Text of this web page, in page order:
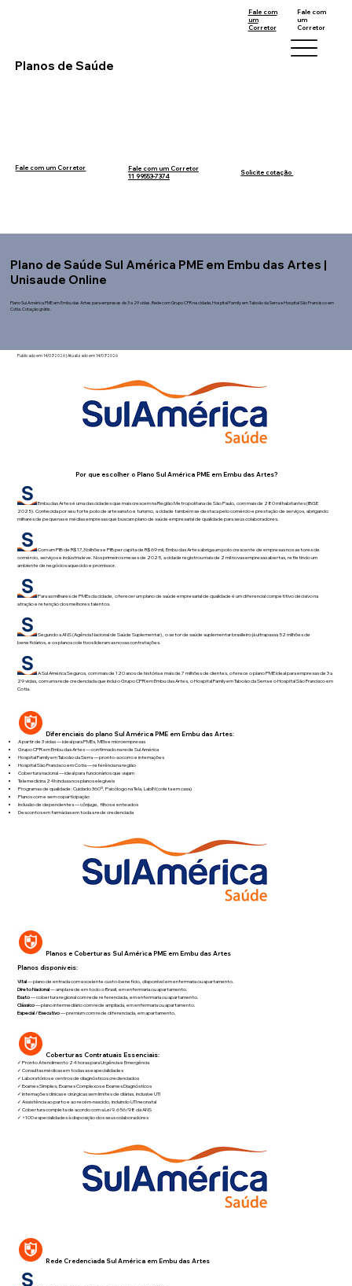
Planos de Saúde
Fale com
um
Corretor
Fale com
um
Corretor
Plano de Saúde Sul América PME em Embu das Artes |
Unisaude Online
Plano Sul América PME em Embu das Artes para empresas de 3 a 29 vidas. Rede com Grupo CPR na cidade, Hospital Family em Taboão da Serra e Hospital São Francisco em
Cotia. Cotação grátis.
Publicado em 14/07/2026 | Atualizado em 14/07/2026
Por que escolher o Plano Sul América PME em Embu das Artes?
Embu das Artes é uma das cidades que mais crescem na Região Metropolitana de São Paulo, com mais de 280 mil habitantes (IBGE
2025). Conhecida por seu forte polo de artesanato e turismo, a cidade também se destaca pelo comércio e prestação de serviços, abrigando
milhares de pequenas e médias empresas que buscam plano de saúde empresarial de qualidade para seus colaboradores.
Com um PIB de R$ 17,3 bilhões e PIB per capita de R$ 69 mil, Embu das Artes abriga um polo crescente de empresas nos setores de
comércio, serviços e indústria leve. Nos primeiros meses de 2025, a cidade registrou mais de 2 mil novas empresas abertas, refletindo um
ambiente de negócios aquecido e promissor.
Para as milhares de PMEs da cidade, oferecer um plano de saúde empresarial de qualidade é um diferencial competitivo decisivo na
atração e retenção dos melhores talentos.
Segundo a ANS (Agência Nacional de Saúde Suplementar) , o setor de saúde suplementar brasileiro já ultrapassa 52 milhões de
beneficiários, e os planos coletivos lideram as novas contratações.
A Sul América Seguros, com mais de 120 anos de história e mais de 7 milhões de clientes, oferece o plano PME ideal para empresas de 3 a
29 vidas, com uma rede credenciada que inclui o Grupo CPR em Embu das Artes, o Hospital Family em Taboão da Serra e o Hospital São Francisco em
Cotia.
Diferenciais do plano Sul América PME em Embu das Artes:
A partir de 3 vidas — ideal para PMEs, MEIs e microempresas
Grupo CPR em Embu das Artes — confirmado na rede Sul América
Hospital Family em Taboão da Serra — pronto-socorro e internações
Hospital São Francisco em Cotia — referência na região
Cobertura nacional — ideal para funcionários que viajam
Telemedicina 24h inclusa nos planos elegíveis
Programas de qualidade: Cuidado 360º, Psicólogo na Tela, LabIN (coleta em casa)
Planos com e sem coparticipação
Inclusão de dependentes — cônjuge, filhos e enteados
Descontos em farmácias em toda a rede credenciada
Planos e Coberturas Sul América PME em Embu das Artes
Planos disponíveis:
Vital— plano de entrada com excelente custo-benefício, disponível em enfermaria ou apartamento.
Direto Nacional— ampla rede em todo o Brasil, em enfermaria ou apartamento.
Exato— cobertura regional com rede referenciada, em enfermaria ou apartamento.
Clássico— plano intermediário com rede ampliada, em enfermaria ou apartamento.
Especial / Executivo— premium com rede diferenciada, em apartamento.
Coberturas Contratuais Essenciais:
✓ Pronto Atendimento 24 horas para Urgência e Emergência
✓ Consultas médicas em todas as especialidades
✓ Laboratórios e centros de diagnósticos credenciados
✓ Exames Simples, Exames Complexos e Exames Diagnósticos
✓ Internações clínicas e cirúrgicas sem limites de diárias, inclusive UTI
✓ Assistência ao parto e ao recém-nascido, incluindo UTI neonatal
✓ Cobertura completa de acordo com a Lei 9.656/98 da ANS
✓ +100 especialidades à disposição dos seus colaboradores
Rede Credenciada Sul América em Embu das Artes
Fale com um Corretor
12 99740-6958
Fale com um Corretor
11 99553-7374
Solicite cotação